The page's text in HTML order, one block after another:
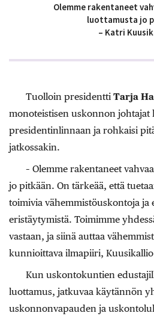
Olemme rakentaneet
luottamusta jo
– Katri
Tuolloin presidentti Tarja
monoteistisen uskonnon
presidentinlinnaan ja rohkaisi
jatkossakin.
– Olemme rakentaneet
jo pitkään. On tärkeää, että
toimivia vähemmistöuskontoja ja
eristäytymistä. Toimimme
vastaan, ja siinä auttaa
kunnioittava ilmapiiri, Kuusikallio
Kun uskontokuntien
luottamus, jatkuvaa käytännön
uskonnonvapauden ja